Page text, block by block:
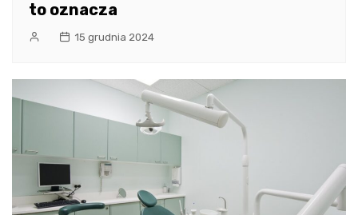
to oznacza
15 grudnia 2024